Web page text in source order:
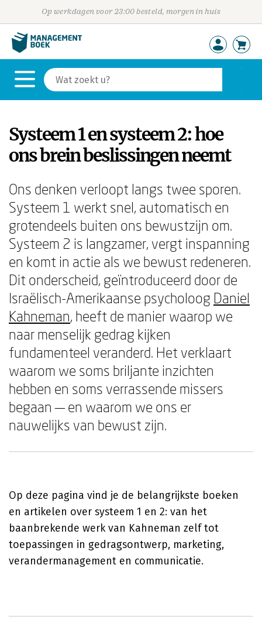
Op werkdagen voor 23:00 besteld, morgen in huis
Systeem 1 en systeem 2: hoe
ons brein beslissingen neemt
Ons denken verloopt langs twee sporen.
Systeem 1 werkt snel, automatisch en
grotendeels buiten ons bewustzijn om.
Systeem 2 is langzamer, vergt inspanning
en komt in actie als we bewust redeneren.
Dit onderscheid, geïntroduceerd door de
Israëlisch-Amerikaanse psycholoog Daniel
Kahneman, heeft de manier waarop we
naar menselijk gedrag kijken
fundamenteel veranderd. Het verklaart
waarom we soms briljante inzichten
hebben en soms verrassende missers
begaan — en waarom we ons er
nauwelijks van bewust zijn.
Op deze pagina vind je de belangrijkste boeken
en artikelen over systeem 1 en 2: van het
baanbrekende werk van Kahneman zelf tot
toepassingen in gedragsontwerp, marketing,
verandermanagement en communicatie.